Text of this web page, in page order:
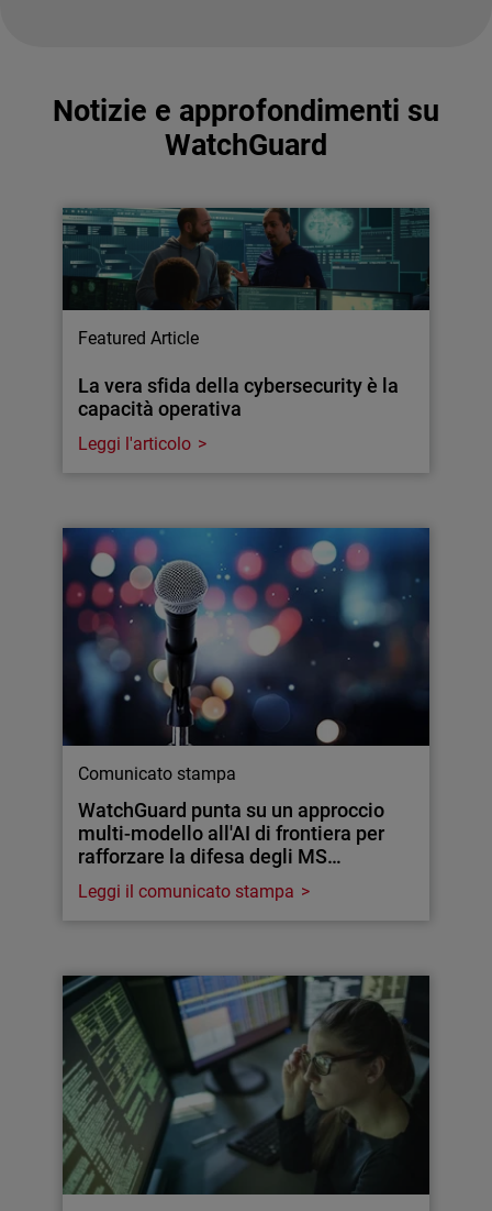
Notizie e approfondimenti su
WatchGuard
Featured Article
La vera sfida della cybersecurity è la
capacità operativa
Leggi l'articolo
Comunicato stampa
WatchGuard punta su un approccio
multi-modello all'AI di frontiera per
rafforzare la difesa degli MS…
Leggi il comunicato stampa